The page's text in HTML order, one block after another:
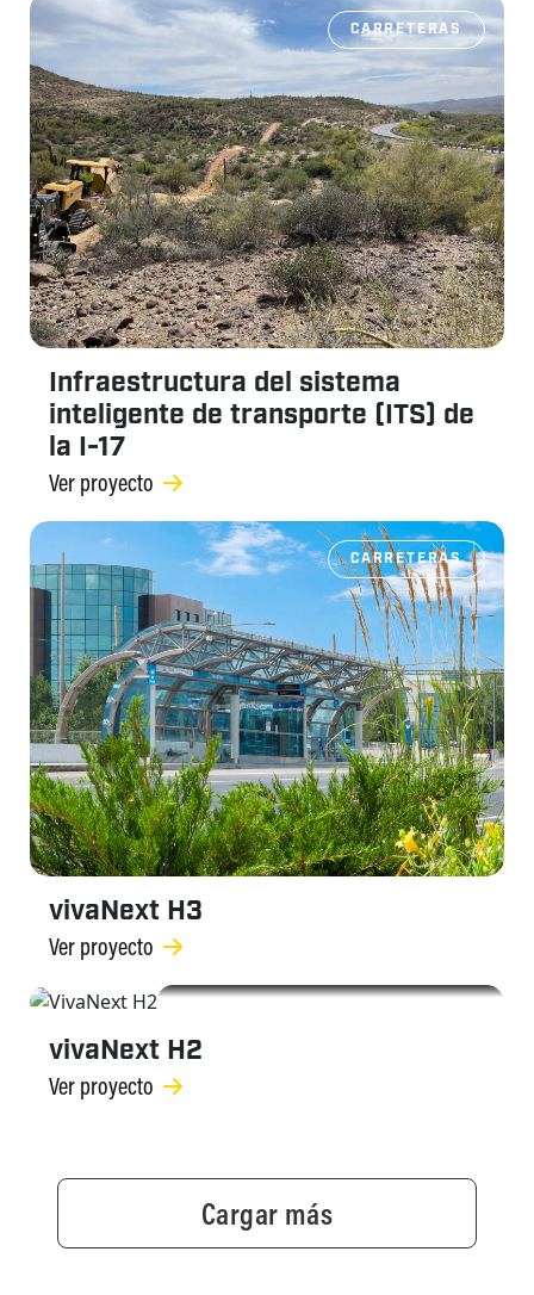
CARRETERAS
Infraestructura del sistema
inteligente de transporte (ITS) de
la I-17
Ver proyecto
CARRETERAS
vivaNext H3
Ver proyecto
vivaNext H2
Ver proyecto
Cargar más